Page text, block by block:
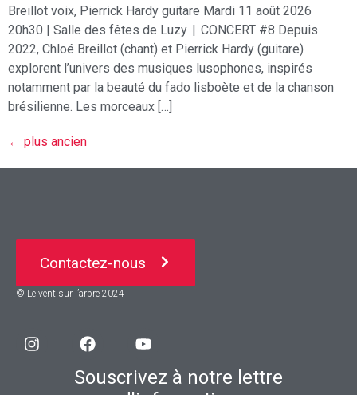
Breillot voix, Pierrick Hardy guitare Mardi 11 août 2026
20h30 | Salle des fêtes de Luzy | CONCERT #8 Depuis
2022, Chloé Breillot (chant) et Pierrick Hardy (guitare)
explorent l’univers des musiques lusophones, inspirés
notamment par la beauté du fado lisboète et de la chanson
brésilienne. Les morceaux […]
← plus ancien
Contactez-nous
© Le vent sur l’arbre 2024
Souscrivez à notre lettre